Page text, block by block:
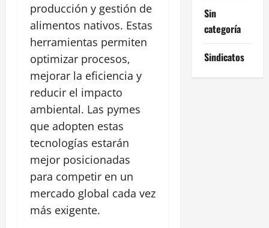
producción y gestión de
alimentos nativos. Estas
herramientas permiten
optimizar procesos,
mejorar la eficiencia y
reducir el impacto
ambiental. Las pymes
que adopten estas
tecnologías estarán
mejor posicionadas
para competir en un
mercado global cada vez
más exigente.
Sin
categoría
Sindicatos